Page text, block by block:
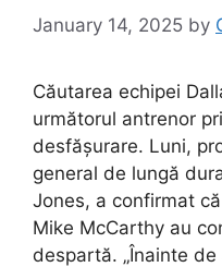
January 14, 2025 by
Căutarea echipei
următorul antrenor
desfășurare. Luni,
general de lungă
Jones, a confirmat
Mike McCarthy au
despartă. „Înainte